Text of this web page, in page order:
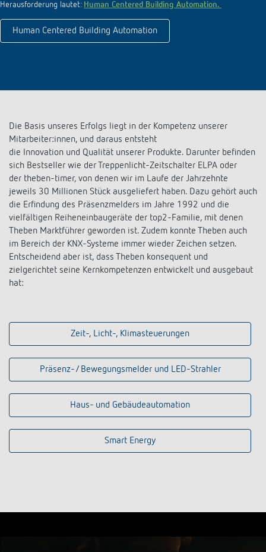
Herausforderung lautet: Human Centered Building Automation.
Human Centered Building Automation
Die Basis unseres Erfolgs liegt in der Kompetenz unserer
Mitarbeiter:innen, und daraus entsteht
die Innovation und Qualität unserer Produkte. Darunter befinden
sich Bestseller wie der Treppenlicht-Zeitschalter ELPA oder
der theben-timer, von denen wir im Laufe der Jahrzehnte
jeweils 30 Millionen Stück ausgeliefert haben. Dazu gehört auch
die Erfindung des Präsenzmelders im Jahre 1992 und die
vielfältigen Reiheneinbaugeräte der top2-Familie, mit denen
Theben Marktführer geworden ist. Zudem konnte Theben auch
im Bereich der KNX-Systeme immer wieder Zeichen setzen.
Entscheidend aber ist, dass Theben konsequent und
zielgerichtet seine Kernkompetenzen entwickelt und ausgebaut
hat:
Zeit-, Licht-, Klimasteuerungen
Präsenz-/ Bewegungsmelder und LED-Strahler
Haus- und Gebäudeautomation
Smart Energy